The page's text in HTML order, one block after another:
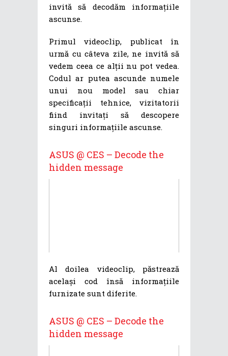
invită să decodăm informațiile
ascunse.
Primul videoclip, publicat în
urmă cu câteva zile, ne invită să
vedem ceea ce alții nu pot vedea.
Codul ar putea ascunde numele
unui nou model sau chiar
specificații tehnice, vizitatorii
fiind invitați să descopere
singuri informațiile ascunse.
ASUS @ CES – Decode the
hidden message
Al doilea videoclip, păstrează
același cod însă informațiile
furnizate sunt diferite.
ASUS @ CES – Decode the
hidden message